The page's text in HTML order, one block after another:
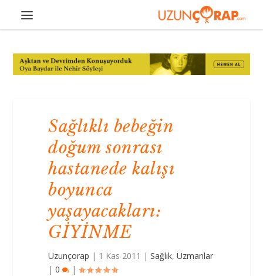
Sağlıklı bebeğin
doğum sonrası
hastanede kalışı
boyunca
yaşayacakları:
GİYİNME
Uzunçorap | 1 Kas 2011 |Sağlık,Uzmanlar
|0 |